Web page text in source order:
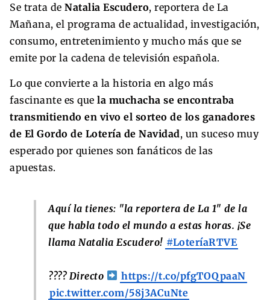
Se trata de Natalia Escudero, reportera de La
Mañana, el programa de actualidad, investigación,
consumo, entretenimiento y mucho más que se
emite por la cadena de televisión española.
Lo que convierte a la historia en algo más
fascinante es que la muchacha se encontraba
transmitiendo en vivo el sorteo de los ganadores
de El Gordo de Lotería de Navidad, un suceso muy
esperado por quienes son fanáticos de las
apuestas.
Aquí la tienes: "la reportera de La 1" de la
que habla todo el mundo a estas horas. ¡Se
llama Natalia Escudero! #LoteríaRTVE
???? Directo
https://t.co/pfgTOQpaaN
pic.twitter.com/58j3ACuNte